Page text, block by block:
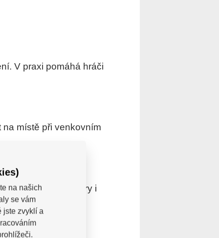
V praxi pomáhá hráči
místě při venkovním
se pro hráče, trenéry i
na našich
se vám
jste zvyklí a